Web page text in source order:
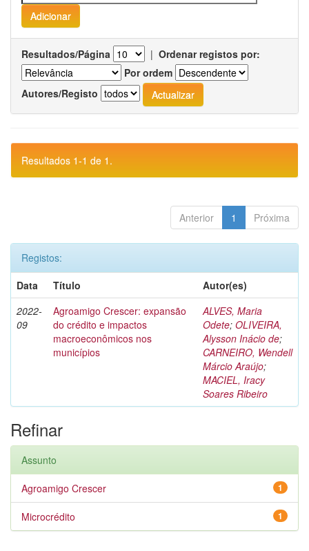
Resultados/Página | Ordenar registos por:
Por ordem
Autores/Registo
Resultados 1-1 de 1.
Anterior 1 Próxima
Registos:
Data
Título
Autor(es)
2022-
09
Agroamigo Crescer: expansão
do crédito e impactos
macroeconômicos nos
municípios
ALVES, Maria
Odete; OLIVEIRA,
Alysson Inácio de;
CARNEIRO, Wendell
Márcio Araújo;
MACIEL, Iracy
Soares Ribeiro
Refinar
Assunto
1
Agroamigo Crescer
1
Microcrédito